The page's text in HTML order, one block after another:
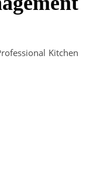
Professional Kitchen